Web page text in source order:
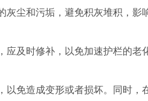
尘和污垢，避免积灰堆积，影
及时修补，以免加速护栏的老
以免造成变形或者损坏。同时，